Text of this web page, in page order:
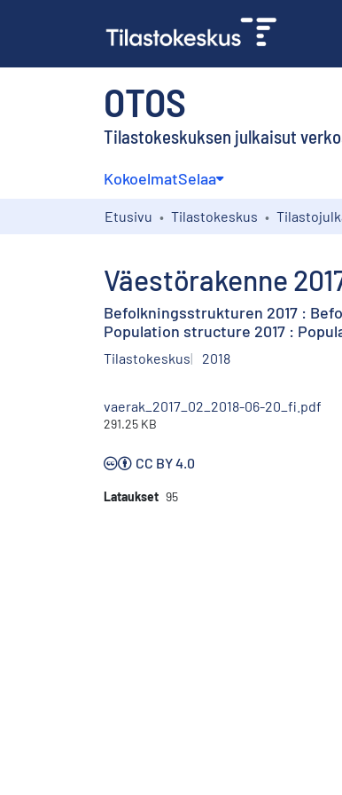
OTOS
Tilastokeskuksen julkaisut
KokoelmatSelaa
Etusivu Tilastokeskus
Väestörakenne
Befolkningsstrukturen 2017 :
Population structure 2017 :
Tilastokeskus 2018
vaerak_2017_02_2018-06-20_fi.pdf
291.25 KB
CC BY 4.0
Lataukset 95